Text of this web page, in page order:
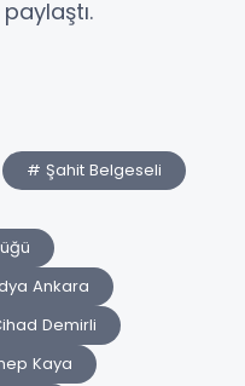
# Şahit Belgeseli
Ankara
Demirli
Kaya